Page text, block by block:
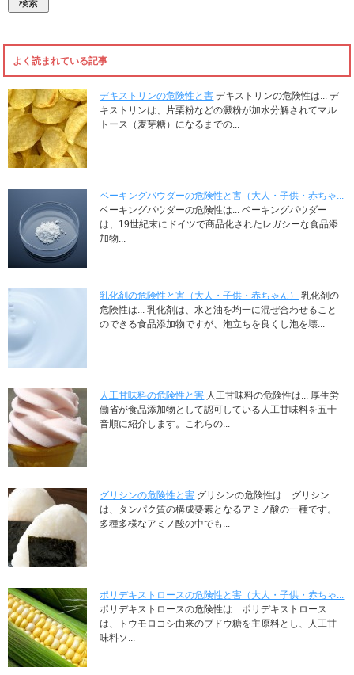
よく読まれている記事
デキストリンの危険性と害 デキストリンの危険性は... デ
キストリンは、片栗粉などの澱粉が加水分解されてマル
トース（麦芽糖）になるまでの...
ベーキングパウダーの危険性と害（大人・子供・赤ちゃ...
ベーキングパウダーの危険性は... ベーキングパウダー
は、19世紀末にドイツで商品化されたレガシーな食品添
加物...
乳化剤の危険性と害（大人・子供・赤ちゃん）
乳化剤の
危険性は... 乳化剤は、水と油を均一に混ぜ合わせること
のできる食品添加物ですが、泡立ちを良くし泡を壊...
人工甘味料の危険性と害 人工甘味料の危険性は... 厚生労
働省が食品添加物として認可している人工甘味料を五十
音順に紹介します。これらの...
グリシンの危険性と害 グリシンの危険性は... グリシン
は、タンパク質の構成要素となるアミノ酸の一種です。
多種多様なアミノ酸の中でも...
ポリデキストロースの危険性と害（大人・子供・赤ちゃ...
ポリデキストロースの危険性は... ポリデキストロース
は、トウモロコシ由来のブドウ糖を主原料とし、人工甘
味料ソ...